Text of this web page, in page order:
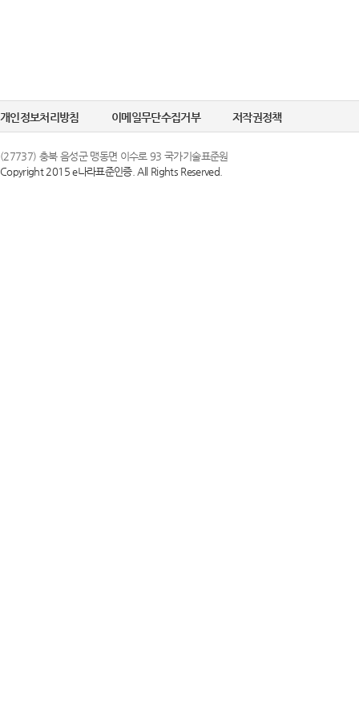
개인정보처리방침 이메일무단수집거부 저작권정책
(27737) 충북 음성군 맹동면 이수로 93 국가기술표준원
Copyright 2015 e나라표준인증. All Rights Reserved.